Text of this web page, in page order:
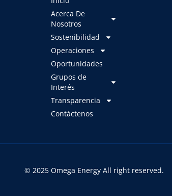
Acerca De
Nosotros
Sostenibilidad
Operaciones
Oportunidades
Grupos de
Interés
Transparencia
Contáctenos
© 2025 Omega Energy All right reserved.